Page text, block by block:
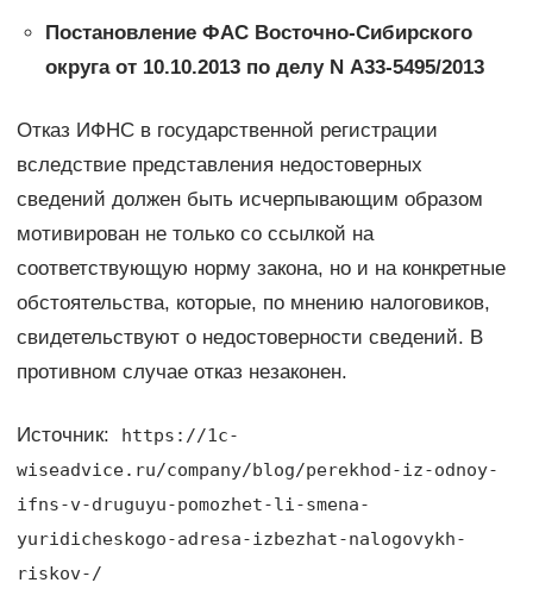
Постановление ФАС Восточно-Сибирского
округа от 10.10.2013 по делу N А33-5495/2013
Отказ ИФНС в государственной регистрации
вследствие представления недостоверных
сведений должен быть исчерпывающим образом
мотивирован не только со ссылкой на
соответствующую норму закона, но и на конкретные
обстоятельства, которые, по мнению налоговиков,
свидетельствуют о недостоверности сведений. В
противном случае отказ незаконен.
Источник:
https://1c-
wiseadvice.ru/company/blog/perekhod-iz-odnoy-
ifns-v-druguyu-pomozhet-li-smena-
yuridicheskogo-adresa-izbezhat-nalogovykh-
riskov-/